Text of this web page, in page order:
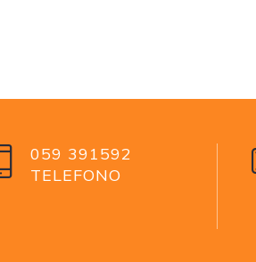
059 391592
TELEFONO